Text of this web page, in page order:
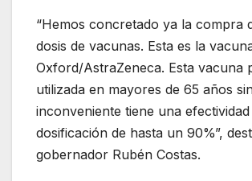
“Hemos concretado ya la compra
dosis de vacunas. Esta es la
Oxford/AstraZeneca. Esta vacuna
utilizada en mayores de 65 años
inconveniente tiene una
dosificación de hasta un 90%”,
gobernador Rubén Costas.